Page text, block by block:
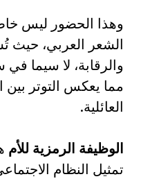
وهذا الحضور ليس
الشعر العربي، حيث
والرقابة، لا سيما
مما يعكس التوتر بين
العائلية.
الوظيفة الرمزية للأم
تمثيل النظام